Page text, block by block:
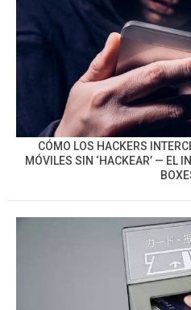
CÓMO LOS HACKERS
MÓVILES SIN ‘HACKEAR’ — EL